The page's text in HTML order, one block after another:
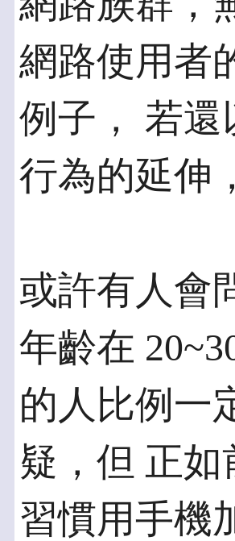
網路使用者
例子， 若還
行為的延伸
或許有人會
年齡在
的人比例一
疑，但 正
習慣用手機